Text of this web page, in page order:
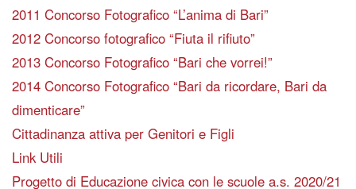
2011 Concorso Fotografico “L’anima di Bari”
2012 Concorso fotografico “Fiuta il rifiuto”
2013 Concorso Fotografico “Bari che vorrei!”
2014 Concorso Fotografico “Bari da ricordare, Bari da
dimenticare”
Cittadinanza attiva per Genitori e Figli
Link Utili
Progetto di Educazione civica con le scuole a.s. 2020/21